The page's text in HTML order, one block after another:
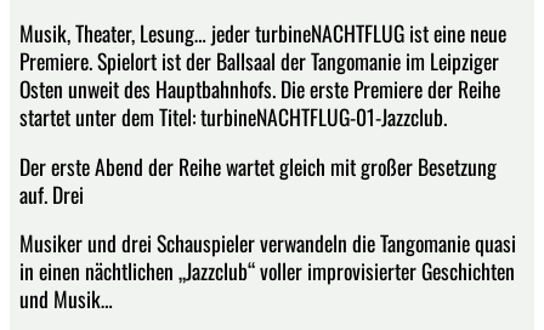
Musik, Theater, Lesung… jeder turbineNACHTFLUG ist eine neue
Premiere. Spielort ist der Ballsaal der Tangomanie im Leipziger
Osten unweit des Hauptbahnhofs. Die erste Premiere der Reihe
startet unter dem Titel: turbineNACHTFLUG-01-Jazzclub.
Der erste Abend der Reihe wartet gleich mit großer Besetzung
auf. Drei
Musiker und drei Schauspieler verwandeln die Tangomanie quasi
in einen nächtlichen „Jazzclub“ voller improvisierter Geschichten
und Musik…